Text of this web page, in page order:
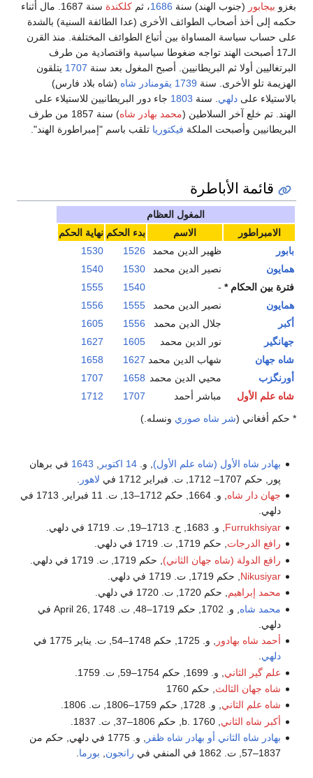
(جنوب الهند) سنة1686، ثمكلكندة
سنة 1687. مال أثناء
أصحاب الطوائف الأخرى (عدا الطائفة السنية) بالشدة
المساواة بين أتباع الطوائف المختلفة. منذ القرن
أصبحت الهند تواجه ضغوطا سياسية واقتصادية من طرف
أولا ثم البريطانيين. أصبح المغول بعد سنة1707 يتلقون
الأخرى. سنة 1739 يقومنادر شاه(شاه بلاد فارس)
علىدلهي. سنة1803جاء دور البريطانيين للاستيلاء على
آخر السلاطين (محمد بهادر شاه
) سنة 1857 من طرف
وأصبحت الملكةفيكتورياتلقب باسم "إمبراطورة الهند".
الأباطرة
الاسم بدء الحكم
نهاية الحكم
ظهير الدين محمد
1526
1530
نصير الدين محمد
1530
1540
*
-
1555
نصير الدين محمد
1555
1556
جلال الدين محمد
1556
1605
نور الدين محمد
1605
1627
شهاب الدين محمد 1627
1658
محيي الدين محمد 1658
1707
مباشر أحمد 1707
1712
( شر شاه صوريونسله.)
الأول (شاه علم الأول), و.14 اكتوبر ,
1643في برهان
لاهور .
شاه
, و. 1664, حكم 1712–13, ت. 11 فبراير, 1713 في
, و. 1683, ح. 1713–19, ت. 1719 في دلهي.
, حكم 1719, ت. 1719 في دلهي.
(شاه جهان الثاني), حكم 1719, ت. 1719 في دلهي.
, حكم 1719, ت. 1719 في دلهي.
, حكم 1720, ت. 1720 في دلهي.
, و. 1702, حكم 1719–48, ت. April 26, 1748 في
بهادور, و. 1725, حكم 1748–54, ت. يناير 1775 في
الثاني , و. 1699, حكم 1754–59, ت. 1759.
الثالث, حكم 1760
الثاني, و. 1728, حكم 1759–1806, ت. 1806.
الثاني, b. 1760, حكم 1806–37, ت. 1837.
الثاني أو بهادر شاه ظفر
, و. 1775 في دلهي, حكم من
رانجون, بورما .